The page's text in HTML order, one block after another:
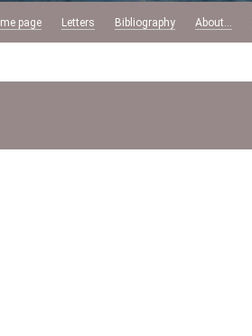
page Letters Bibliography About...